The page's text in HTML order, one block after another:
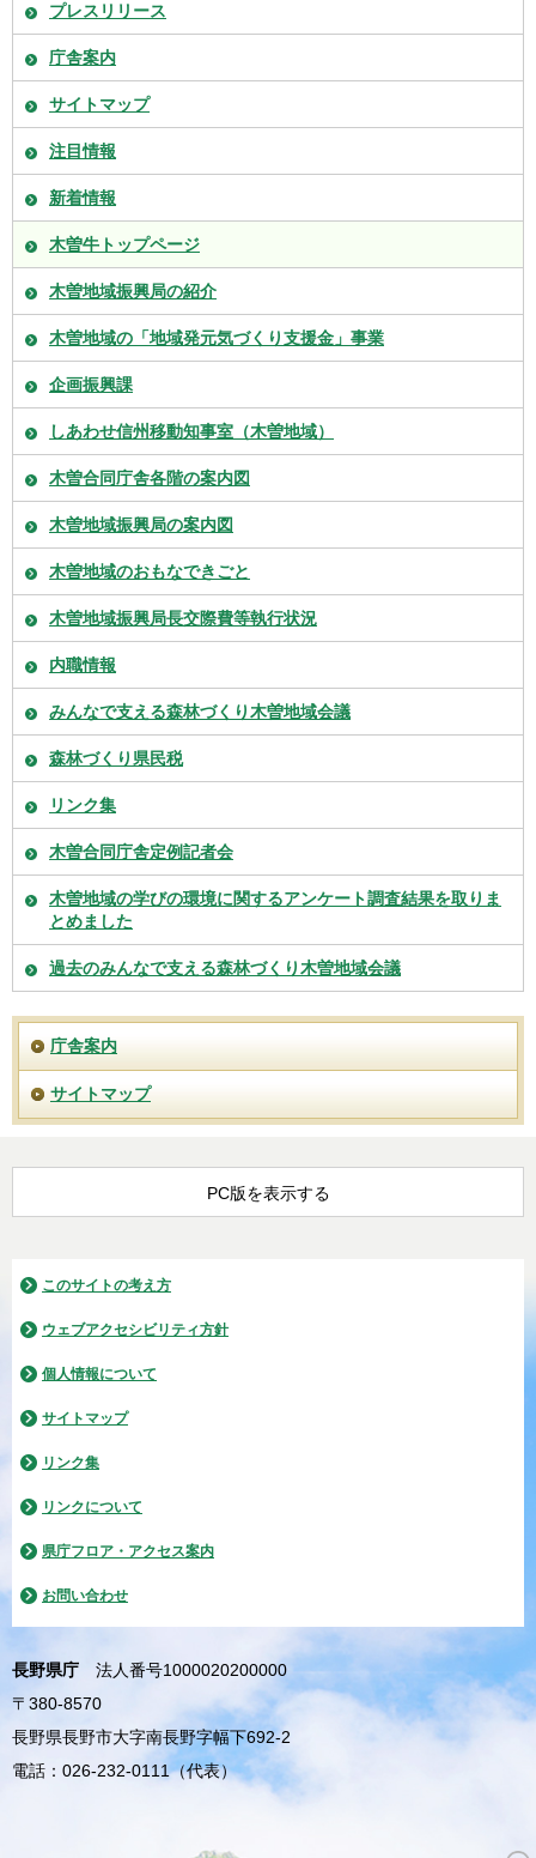
プレスリリース
庁舎案内
サイトマップ
注目情報
新着情報
木曽牛トップページ
木曽地域振興局の紹介
木曽地域の「地域発元気づくり支援金」事業
企画振興課
しあわせ信州移動知事室（木曽地域）
木曽合同庁舎各階の案内図
木曽地域振興局の案内図
木曽地域のおもなできごと
木曽地域振興局長交際費等執行状況
内職情報
みんなで支える森林づくり木曽地域会議
森林づくり県民税
リンク集
木曽合同庁舎定例記者会
木曽地域の学びの環境に関するアンケート調査結果を取りま
とめました
過去のみんなで支える森林づくり木曽地域会議
庁舎案内
サイトマップ
PC版を表示する
このサイトの考え方
ウェブアクセシビリティ方針
個人情報について
サイトマップ
リンク集
リンクについて
県庁フロア・アクセス案内
お問い合わせ
長野県庁
法人番号1000020200000
〒380-8570
長野県長野市大字南長野字幅下692-2
電話：026-232-0111（代表）